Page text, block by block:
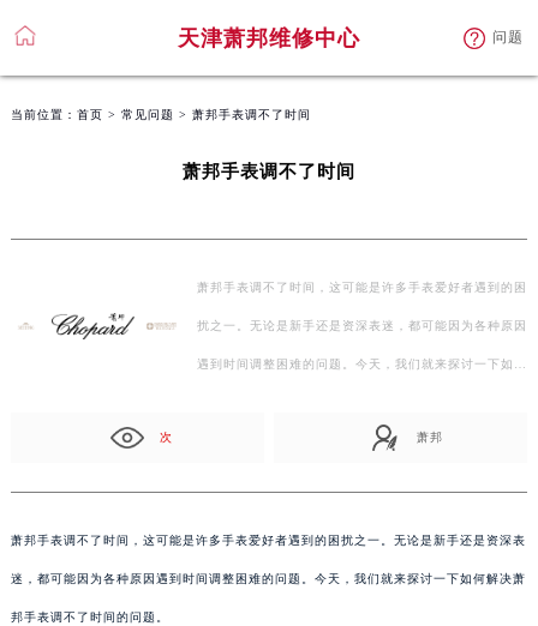
天津萧邦维修中心 问题
当前位置： 首页 > 常见问题 > 萧邦手表调不了时间
萧邦手表调不了时间
萧邦手表调不了时间，这可能是许多手表爱好者遇到的困
扰之一。无论是新手还是资深表迷，都可能因为各种原因
遇到时间调整困难的问题。今天，我们就来探讨一下如…
次 萧邦
萧邦手表调不了时间，这可能是许多手表爱好者遇到的困扰之一。无论是新手还是资深表
迷，都可能因为各种原因遇到时间调整困难的问题。今天，我们就来探讨一下如何解决萧
邦手表调不了时间的问题。